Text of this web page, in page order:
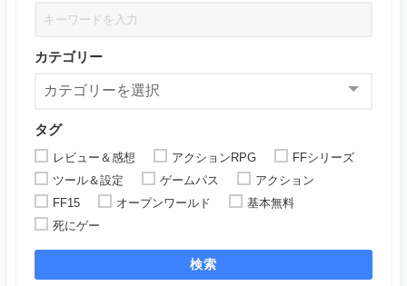
カテゴリー
タグ
レビュー＆感想 アクションRPG
FFシリーズ
ツール＆設定
ゲームパス
アクション
FF15
オープンワールド
基本無料
死にゲー
検索